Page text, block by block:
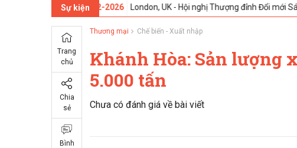
Sự kiện
09-02-2026 London, UK - Hội nghị Thượng đỉnh Đổi mới Sáng tạo
Trang
chủ
Chia
sẻ
Bình
Thương mại Chế biến - Xuất nhập
Khánh Hòa: Sản lượng
5.000 tấn
Chưa có đánh giá về bài viết